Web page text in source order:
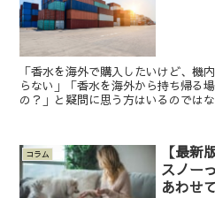
「香水を海外で購入したいけど、機
らない」「香水を海外から持ち帰る
の？」と疑問に思う方はいるのでは
コラム
【最新
スノー
あわせ